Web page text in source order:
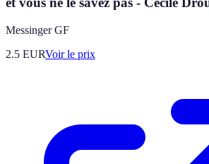
Messinger GF
2.5 EURVoir le prix